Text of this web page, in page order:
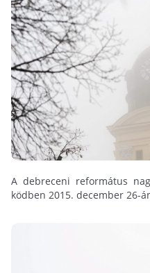
A debreceni református
ködben 2015. december 26-